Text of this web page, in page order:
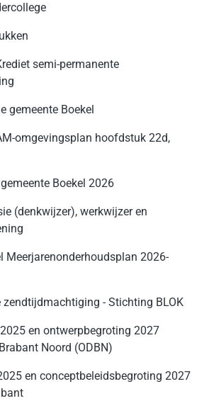
semi-permanente
gemeente Boekel
omgevingsplan hoofdstuk 22d,
Boekel 2026
(denkwijzer), werkwijzer en
Meerjarenonderhoudsplan 2026-
zendtijdmachtiging - Stichting BLOK
en ontwerpbegroting 2027
Noord (ODBN)
en conceptbeleidsbegroting 2027